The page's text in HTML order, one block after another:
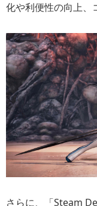
化や利便性の向上、
さらに、「Steam